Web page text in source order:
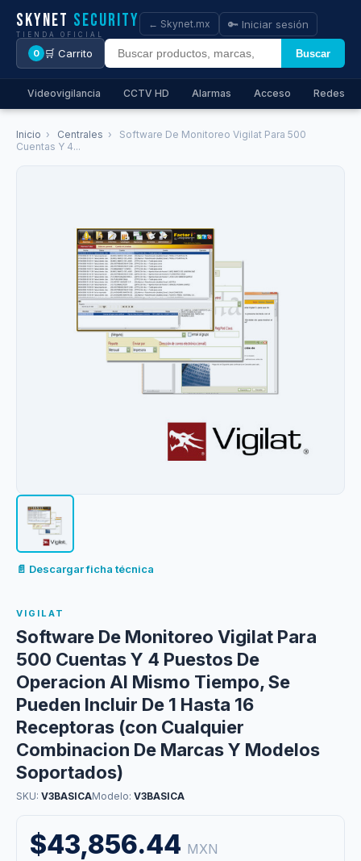
Skynet Security
TIENDA OFICIAL
Buscar
← Skynet.mx 🔑 Iniciar sesión
0 🛒 Carrito
Videovigilancia CCTV HD Alarmas Acceso Redes
Inicio › Centrales ›
Software De Monitoreo Vigilat Para 500
Cuentas Y 4...
📄 Descargar ficha técnica
VIGILAT
Software De Monitoreo Vigilat Para
500 Cuentas Y 4 Puestos De
Operacion Al Mismo Tiempo, Se
Pueden Incluir De 1 Hasta 16
Receptoras (con Cualquier
Combinacion De Marcas Y Modelos
Soportados)
SKU: V3BASICAModelo: V3BASICA
$43,856.44 MXN